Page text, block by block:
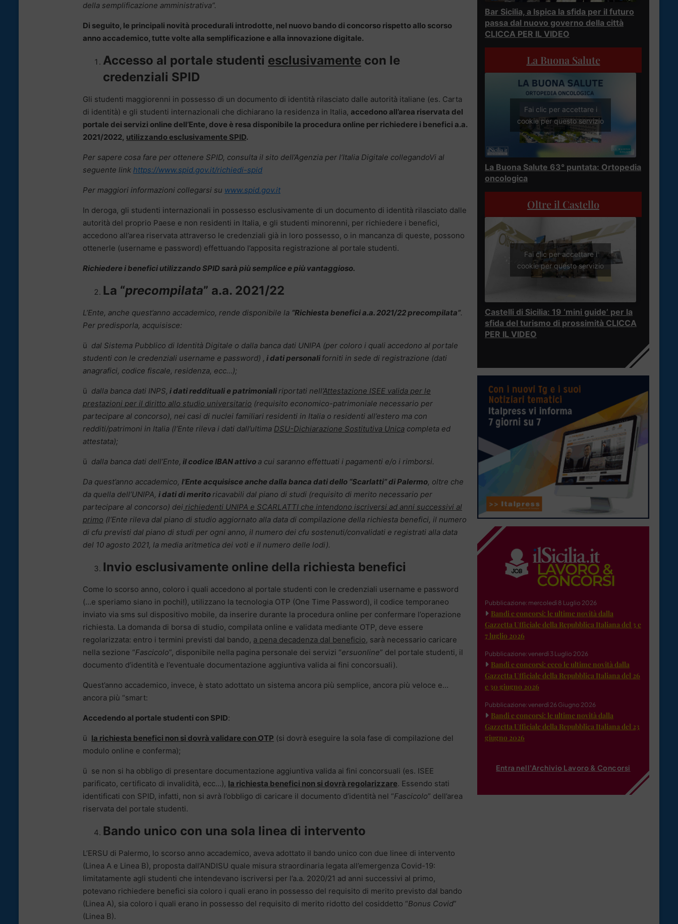
della semplificazione amministrativa”.
Di seguito, le principali novità procedurali introdotte, nel nuovo bando di concorso rispetto allo scorso
anno accademico, tutte volte alla semplificazione e alla innovazione digitale.
Accesso al portale studenti esclusivamente con le
credenziali SPID
Gli studenti maggiorenni in possesso di un documento di identità rilasciato dalle autorità italiane (es. Carta
di identità) e gli studenti internazionali che dichiarano la residenza in Italia, accedono all’area riservata del
portale dei servizi online dell’Ente, dove è resa disponibile la procedura online per richiedere i benefici a.a.
2021/2022, utilizzando esclusivamente SPID.
Per sapere cosa fare per ottenere SPID, consulta il sito dell’Agenzia per l’Italia Digitale collegandoVi al
seguente link https://www.spid.gov.it/richiedi-spid
Per maggiori informazioni collegarsi su www.spid.gov.it
In deroga, gli studenti internazionali in possesso esclusivamente di un documento di identità rilasciato dalle
autorità del proprio Paese e non residenti in Italia, e gli studenti minorenni, per richiedere i benefici,
accedono all’area riservata attraverso le credenziali già in loro possesso, o in mancanza di queste, possono
ottenerle (username e password) effettuando l’apposita registrazione al portale studenti.
Richiedere i benefici utilizzando SPID sarà più semplice e più vantaggioso.
La “precompilata” a.a. 2021/22
L’Ente, anche quest’anno accademico, rende disponibile la “Richiesta benefici a.a. 2021/22 precompilata”.
Per predisporla, acquisisce:
ü dal Sistema Pubblico di Identità Digitale o dalla banca dati UNIPA (per coloro i quali accedono al portale
studenti con le credenziali username e password) , i dati personali forniti in sede di registrazione (dati
anagrafici, codice fiscale, residenza, ecc…);
ü dalla banca dati INPS, i dati reddituali e patrimonialiriportati nell’Attestazione ISEE valida per le
prestazioni per il diritto allo studio universitario (requisito economico-patrimoniale necessario per
partecipare al concorso), nei casi di nuclei familiari residenti in Italia o residenti all’estero ma con
redditi/patrimoni in Italia (l’Ente rileva i dati dall’ultima DSU-Dichiarazione Sostitutiva Unica completa ed
attestata);
ü dalla banca dati dell’Ente, il codice IBAN attivoa cui saranno effettuati i pagamenti e/o i rimborsi.
Da quest’anno accademico, l’Ente acquisisce anche dalla banca dati dello “Scarlatti” di Palermo, oltre che
da quella dell’UNIPA, i dati di meritoricavabili dal piano di studi (requisito di merito necessario per
partecipare al concorso) dei richiedenti UNIPA e SCARLATTI che intendono iscriversi ad anni successivi al
primo (l’Ente rileva dal piano di studio aggiornato alla data di compilazione della richiesta benefici, il numero
di cfu previsti dal piano di studi per ogni anno, il numero dei cfu sostenuti/convalidati e registrati alla data
del 10 agosto 2021, la media aritmetica dei voti e il numero delle lodi).
Invio esclusivamente online della richiesta benefici
Come lo scorso anno, coloro i quali accedono al portale studenti con le credenziali username e password
(…e speriamo siano in pochi!), utilizzano la tecnologia OTP (One Time Password), il codice temporaneo
inviato via sms sul dispositivo mobile, da inserire durante la procedura online per confermare l’operazione
richiesta. La domanda di borsa di studio, compilata online e validata mediante OTP, deve essere
regolarizzata: entro i termini previsti dal bando, a pena decadenza dal beneficio, sarà necessario caricare
nella sezione “Fascicolo”, disponibile nella pagina personale dei servizi “ersuonline” del portale studenti, il
documento d’identità e l’eventuale documentazione aggiuntiva valida ai fini concorsuali).
Quest’anno accademico, invece, è stato adottato un sistema ancora più semplice, ancora più veloce e…
ancora più “smart:
Accedendo al portale studenti con SPID:
ü la richiesta benefici non si dovrà validare con OTP (si dovrà eseguire la sola fase di compilazione del
modulo online e conferma);
ü se non si ha obbligo di presentare documentazione aggiuntiva valida ai fini concorsuali (es. ISEE
parificato, certificato di invalidità, ecc…), la richiesta benefici non si dovrà regolarizzare. Essendo stati
identificati con SPID, infatti, non si avrà l’obbligo di caricare il documento d’identità nel “Fascicolo” dell’area
riservata del portale studenti.
Bando unico con una sola linea di intervento
L’ERSU di Palermo, lo scorso anno accademico, aveva adottato il bando unico con due linee di intervento
(Linea A e Linea B), proposta dall’ANDISU quale misura straordinaria legata all’emergenza Covid-19:
limitatamente agli studenti che intendevano iscriversi per l’a.a. 2020/21 ad anni successivi al primo,
potevano richiedere benefici sia coloro i quali erano in possesso del requisito di merito previsto dal bando
(Linea A), sia coloro i quali erano in possesso del requisito di merito ridotto del cosiddetto “Bonus Covid”
(Linea B).
Bar Sicilia, a Ispica la sfida per il futuro
passa dal nuovo governo della città
CLICCA PER IL VIDEO
La Buona Salute
Fai clic per accettare i
cookie per questo servizio
La Buona Salute 63° puntata: Ortopedia
oncologica
Oltre il Castello
Fai clic per accettare i
cookie per questo servizio
Castelli di Sicilia: 19 ‘mini guide’ per la
sfida del turismo di prossimità CLICCA
PER IL VIDEO
Pubblicazione: mercoledì 8 Luglio 2026
Bandi e concorsi: le ultime novità dalla
Gazzetta Ufficiale della Repubblica Italiana del 3 e
7 luglio 2026
Pubblicazione: venerdì 3 Luglio 2026
Bandi e concorsi: ecco le ultime novità dalla
Gazzetta Ufficiale della Repubblica Italiana del 26
e 30 giugno 2026
Pubblicazione: venerdì 26 Giugno 2026
Bandi e concorsi: le ultime novità dalla
Gazzetta Ufficiale della Repubblica Italiana del 23
giugno 2026
Entra nell'Archivio Lavoro & Concorsi